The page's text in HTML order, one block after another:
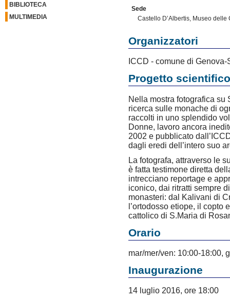
BIBLIOTECA
MULTIMEDIA
Sede
Castello D’Albertis, Museo delle
Organizzatori
ICCD - comune di
Progetto scientifico
Nella mostra fotografica su
ricerca sulle monache di
raccolti in uno splendido
Donne, lavoro ancora
2002 e pubblicato
dagli eredi dell’intero suo
La fotografa, attraverso le
è fatta testimone diretta
intrecciano reportage e
iconico, dai ritratti sempre
monasteri: dal Kalivani di
l’ortodosso etiope, il
cattolico di S.Maria di
Orario
mar/mer/ven: 10:00-18:00,
Inaugurazione
14 luglio 2016, ore 18:00